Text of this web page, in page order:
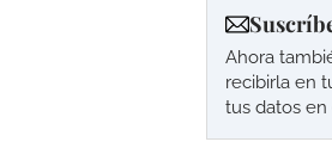
Ahora
recibirla en
tus datos